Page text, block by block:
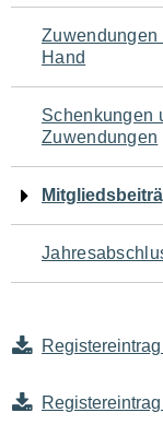
Zuwendungen
Hand
Schenkungen
Zuwendungen